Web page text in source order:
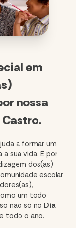
em
nossa
a formar um
sua vida. E por
dos(as)
escolar
um todo
não só no Dia
todo o ano.